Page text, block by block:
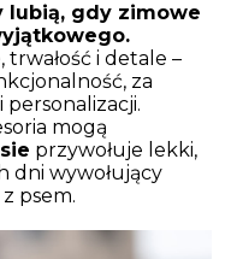
lubią, gdy zimowe
i detale –
za
mogą
przywołuje lekki,
dni wywołujący
psem.